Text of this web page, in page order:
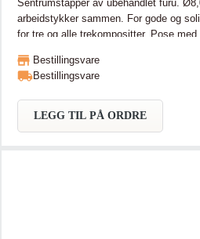
Sentrumstapper av ubehandlet furu.
arbeidstykker sammen. For gode og
for tre og alle trekompositter. Pose med 30 stk. Treplugg
Bestillingsvare
Bestillingsvare
LEGG TIL PÅ ORDRE